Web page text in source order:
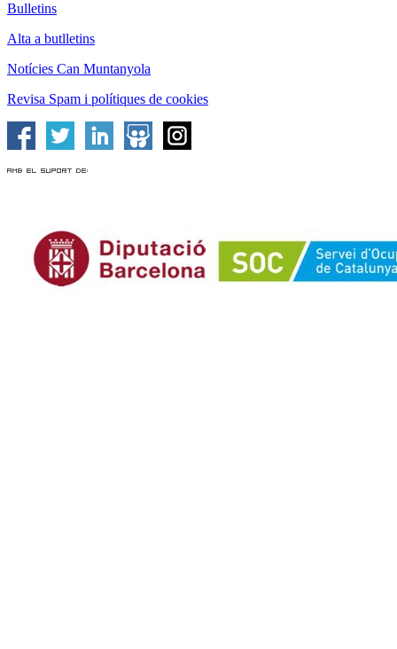
Bulletins
Alta a butlletins
Notícies Can Muntanyola
Revisa Spam i polítiques de cookies